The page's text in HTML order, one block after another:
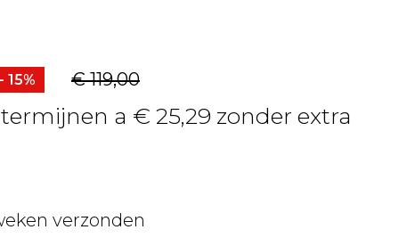
- 15% € 119,00
a € 25,29 zonder extra
verzonden